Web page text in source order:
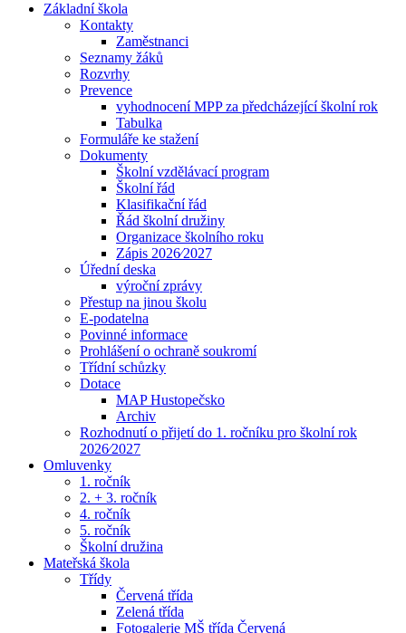
Základní škola
Kontakty
Zaměstnanci
Seznamy žáků
Rozvrhy
Prevence
vyhodnocení MPP za předcházející školní rok
Tabulka
Formuláře ke stažení
Dokumenty
Školní vzdělávací program
Školní řád
Klasifikační řád
Řád školní družiny
Organizace školního roku
Zápis 2026⁄2027
Úřední deska
výroční zprávy
Přestup na jinou školu
E-podatelna
Povinné informace
Prohlášení o ochraně soukromí
Třídní schůzky
Dotace
MAP Hustopečsko
Archiv
Rozhodnutí o přijetí do 1. ročníku pro školní rok
2026⁄2027
Omluvenky
1. ročník
2. + 3. ročník
4. ročník
5. ročník
Školní družina
Mateřská škola
Třídy
Červená třída
Zelená třída
Fotogalerie MŠ třída Červená